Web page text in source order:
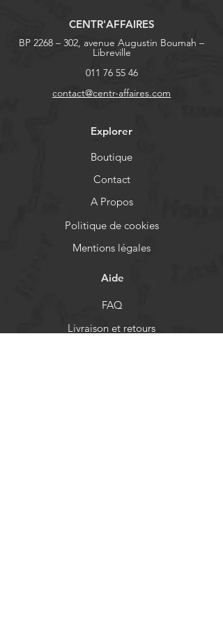
CENTR'AFFAIRES
BP 2268 – 302, avenue Augustin Boumah –
Libreville
011 76 55 46
contact@centr-affaires.com
Explorer
Boutique
Contact
A Propos
Politique de cookies
Mentions légales
Aide
FAQ
Livraison et retours